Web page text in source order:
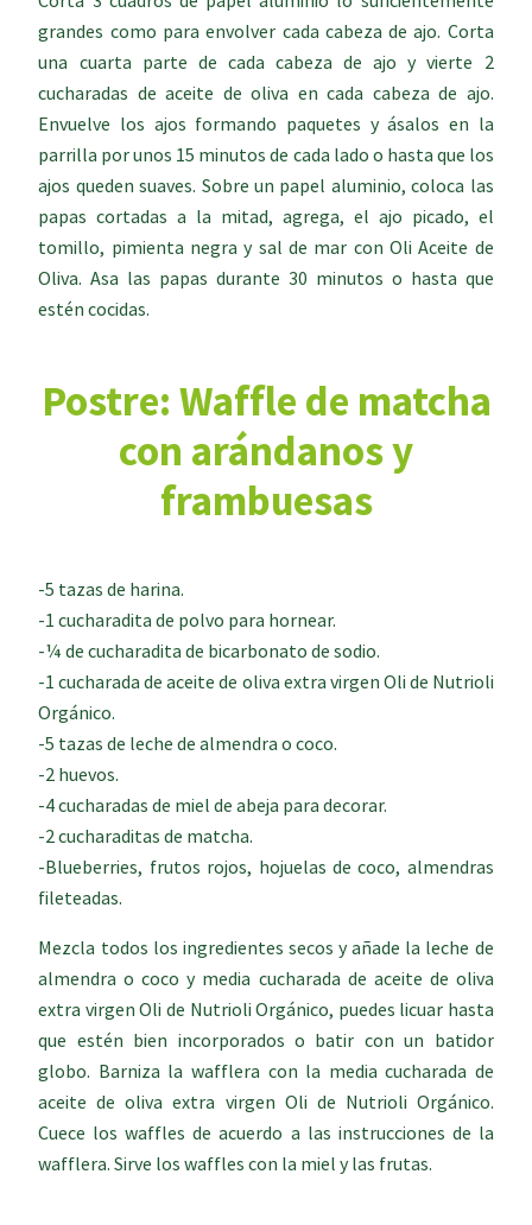
grandes como para envolver cada cabeza de ajo. Corta
una cuarta parte de cada cabeza de ajo y vierte 2
cucharadas de aceite de oliva en cada cabeza de ajo.
Envuelve los ajos formando paquetes y ásalos en la
parrilla por unos 15 minutos de cada lado o hasta que los
ajos queden suaves. Sobre un papel aluminio, coloca las
papas cortadas a la mitad, agrega, el ajo picado, el
tomillo, pimienta negra y sal de mar con Oli Aceite de
Oliva. Asa las papas durante 30 minutos o hasta que
estén cocidas.
Postre: Waffle de matcha
con arándanos y
frambuesas
-5 tazas de harina.
-1 cucharadita de polvo para hornear.
-¼ de cucharadita de bicarbonato de sodio.
-1 cucharada de aceite de oliva extra virgen Oli de Nutrioli
Orgánico.
-5 tazas de leche de almendra o coco.
-2 huevos.
-4 cucharadas de miel de abeja para decorar.
-2 cucharaditas de matcha.
-Blueberries, frutos rojos, hojuelas de coco, almendras
fileteadas.
Mezcla todos los ingredientes secos y añade la leche de
almendra o coco y media cucharada de aceite de oliva
extra virgen Oli de Nutrioli Orgánico, puedes licuar hasta
que estén bien incorporados o batir con un batidor
globo. Barniza la wafflera con la media cucharada de
aceite de oliva extra virgen Oli de Nutrioli Orgánico.
Cuece los waffles de acuerdo a las instrucciones de la
wafflera. Sirve los waffles con la miel y las frutas.